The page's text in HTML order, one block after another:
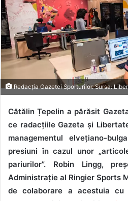
Redacția Gazetei Sporturilor. Sursa:
Cătălin Țepelin a părăsit
ce radacțiile Gazeta și
managementul elvețiano-
presiuni în cazul unor
pariurilor”. Robin Lingg,
Administrație al Ringier Sports
de colaborare a acestuia cu